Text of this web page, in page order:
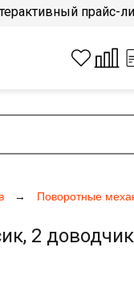
Поворотные
2
прайс-